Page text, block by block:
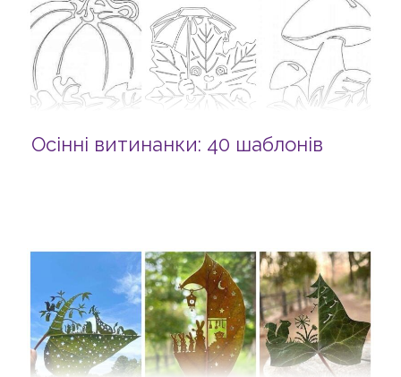
Осінні витинанки: 40 шаблонів